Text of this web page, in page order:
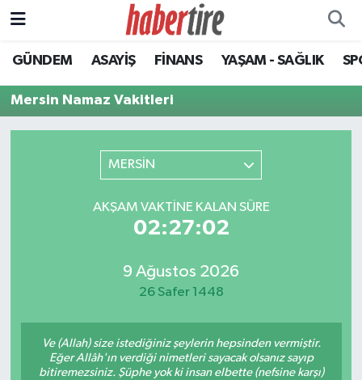
GÜNDEM ASAYİŞ FİNANS YAŞAM - SAĞLIK
Mersin Namaz Vakitleri
MERSİN
AKŞAM VAKTINE KALAN SÜRE
02:27:02
9 Ağustos 2026
26 Safer 1448
Ve (Allah) size istediğiniz şeylerin hepsinden vermiştir.
Eğer Allâh'ın verdiği nimetleri sayacak olsanız sayıp
bitiremezsiniz. Şüphe yok ki insan elbette (nefsine karşı)
Tire Nöbetçi Eczaneler
Tire Hava Durumu
Tüm Manşetler
Son Dakika Haberleri